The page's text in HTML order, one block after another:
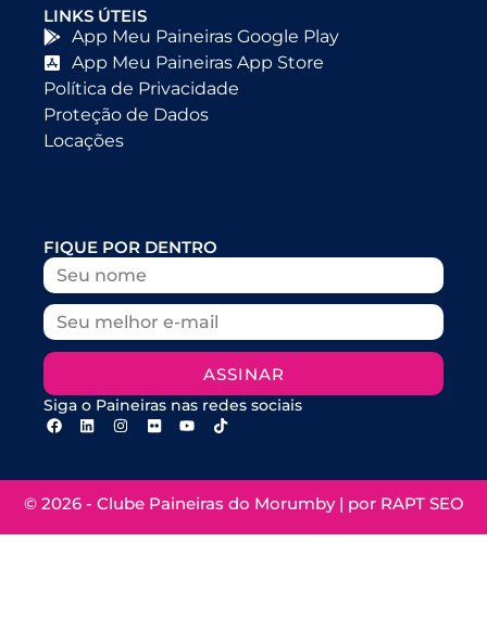
LINKS ÚTEIS
App Meu Paineiras Google Play
App Meu Paineiras App Store
Política de Privacidade
Proteção de Dados
Locações
FIQUE POR DENTRO
ASSINAR
Siga o Paineiras nas redes sociais
© 2026 - Clube Paineiras do Morumby | por RAPT SEO